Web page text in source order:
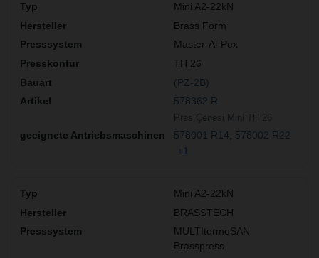
Mini A2-22kN
Brass Form
Master-Al-Pex
TH 26
(PZ-2B)
578362 R
578001 R14
578002 R22
+1
Mini A2-22kN
BRASSTECH
MULTItermoSAN
Brasspress